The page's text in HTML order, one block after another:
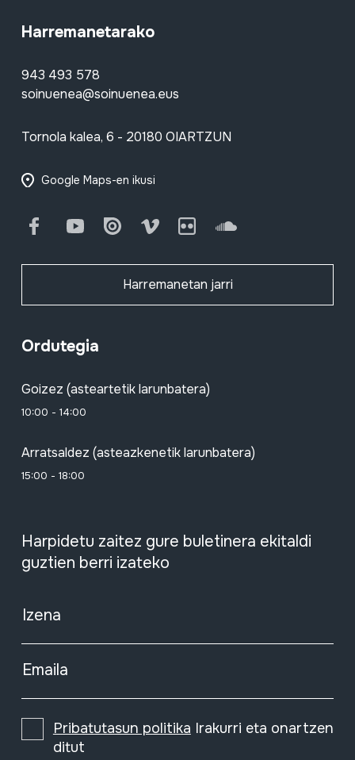
Harremanetarako
943 493 578
soinuenea@soinuenea.eus
Tornola kalea, 6 - 20180 OIARTZUN
Google Maps-en ikusi
FacebookYoutube Issuu Vimeo Flickr SoundCloud
Harremanetan jarri
Ordutegia
Goizez (asteartetik larunbatera)
10:00 - 14:00
Arratsaldez (asteazkenetik larunbatera)
15:00 - 18:00
Harpidetu zaitez gure buletinera ekitaldi
guztien berri izateko
Izena
Emaila
Pribatutasun politika Irakurri eta onartzen
ditut